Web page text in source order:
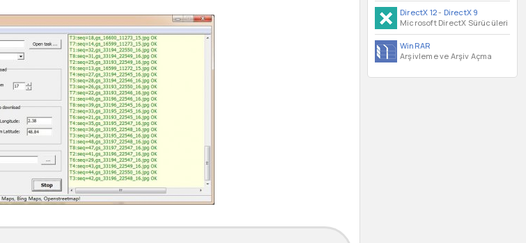
DirectX 12- DirectX 9
Microsoft DirectX Sürücüleri
WinRAR
Arşivleme ve Arşiv Açma